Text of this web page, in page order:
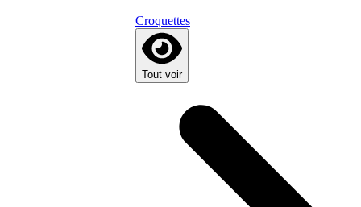
Croquettes
Tout voir